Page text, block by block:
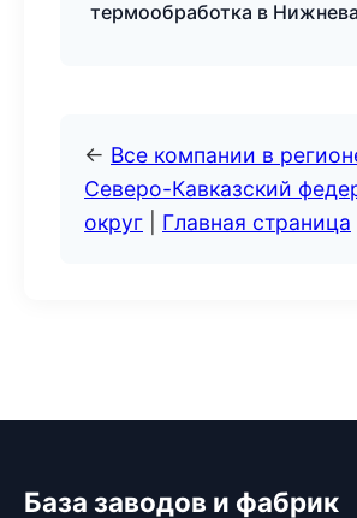
термообработка в
← Все компании в
Северо-Кавказский
округ
Главная страница
База заводов и фабрик